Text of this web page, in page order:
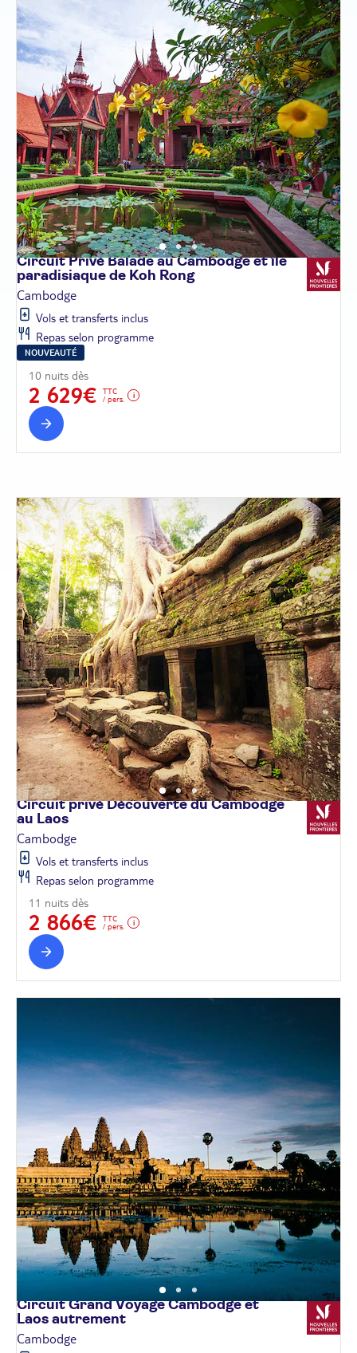
Circuit Privé Balade au Cambodge et île
paradisiaque de Koh Rong
Cambodge
Vols et transferts inclus
Repas selon programme
NOUVEAUTÉ
10 nuits dès
2 629€
TTC
/ pers.
Circuit privé Découverte du Cambodge
au Laos
Cambodge
Vols et transferts inclus
Repas selon programme
11 nuits dès
2 866€
TTC
/ pers.
Circuit Grand Voyage Cambodge et
Laos autrement
Cambodge